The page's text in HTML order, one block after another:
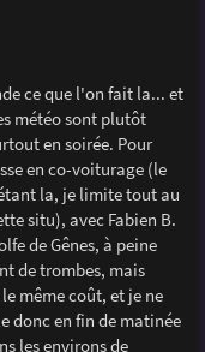
ce que l'on fait la... et
météo sont plutôt
en soirée. Pour
en co-voiturage (le
la, je limite tout au
situ), avec Fabien B.
de Gênes, à peine
de trombes, mais
même coût, et je ne
donc en fin de matinée
les environs de